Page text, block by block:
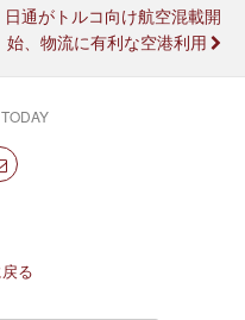
日通がトルコ向け航空混載開
始、物流に有利な空港利用
る